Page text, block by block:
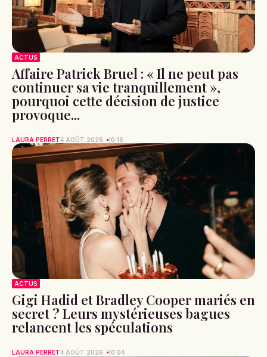
ACTUS
Affaire Patrick Bruel : « Il ne peut pas
continuer sa vie tranquillement »,
pourquoi cette décision de justice
provoque...
LAURA PERRET4 AOÛT 2026 10:16
ACTUS
Gigi Hadid et Bradley Cooper mariés en
secret ? Leurs mystérieuses bagues
relancent les spéculations
LAURA PERRET4 AOÛT 2026 10:04